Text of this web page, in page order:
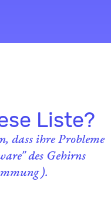
Liste?
dass ihre Probleme
des Gehirns